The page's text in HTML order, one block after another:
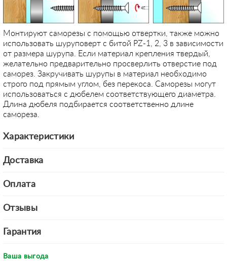
Монтируют саморезы с помощью отвертки, также можно
использовать шуруповерт с битой PZ-1, 2, 3 в зависимости
от размера шурупа. Если материал крепления твердый,
желательно предварительно просверлить отверстие под
саморез. Закручивать шурупы в материал необходимо
строго под прямым углом, без перекоса. Саморезы могут
использоваться с дюбелем соответствующего диаметра.
Длина дюбеля подбирается соответственно длине
самореза.
Характеристики
Доставка
Оплата
Отзывы
Гарантия
Ваша выгода